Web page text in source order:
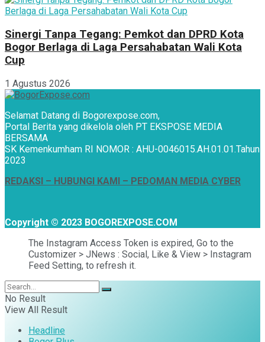
Sinergi Tanpa Tegang: Pemkot dan DPRD Kota
Bogor Berlaga di Laga Persahabatan Wali Kota
Cup
1 Agustus 2026
Selamat Datang di Bogorexpose.com,
Portal Berita yang dikelola oleh PT EKSPOSE MEDIA
BERSAMA
SK Kemenkumham RI NOMOR : AHU-0046015.AH.01.01.Tahun
2023
REDAKSI – HUBUNGI KAMI – PEDOMAN MEDIA CYBER
Copyright © 2023 BOGOREXPOSE.COM
The Instagram Access Token is expired, Go to the
Customizer > JNews : Social, Like & View > Instagram
Feed Setting, to refresh it.
No Result
View All Result
Headline